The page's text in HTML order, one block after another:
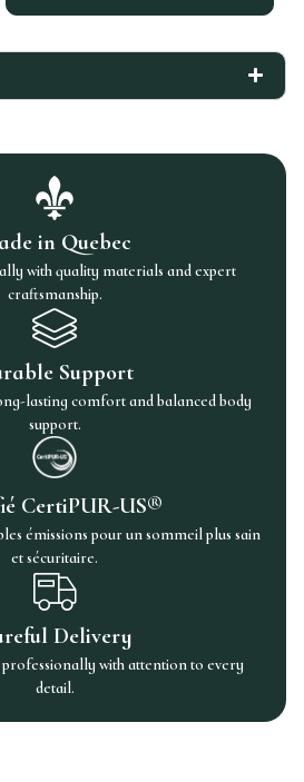
in Quebec
with quality materials and expert
craftsmanship.
Support
lasting comfort and balanced body
support.
CertiPUR-US®
émissions pour un sommeil plus sain
et sécuritaire.
Delivery
with attention to every
detail.